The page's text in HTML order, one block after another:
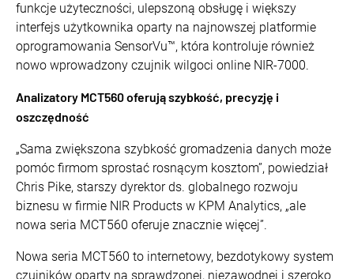
funkcje użyteczności, ulepszoną obsługę i większy
interfejs użytkownika oparty na najnowszej platformie
oprogramowania SensorVu™, która kontroluje również
nowo wprowadzony czujnik wilgoci online NIR-7000.
Analizatory MCT560 oferują szybkość, precyzję i
oszczędność
„Sama zwiększona szybkość gromadzenia danych może
pomóc firmom sprostać rosnącym kosztom”, powiedział
Chris Pike, starszy dyrektor ds. globalnego rozwoju
biznesu w firmie NIR Products w KPM Analytics, „ale
nowa seria MCT560 oferuje znacznie więcej”.
Nowa seria MCT560 to internetowy, bezdotykowy system
czujników oparty na sprawdzonej, niezawodnej i szeroko